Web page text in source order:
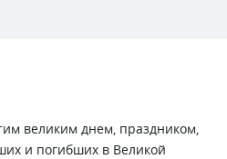
великим днем, праздником,
и погибших в Великой